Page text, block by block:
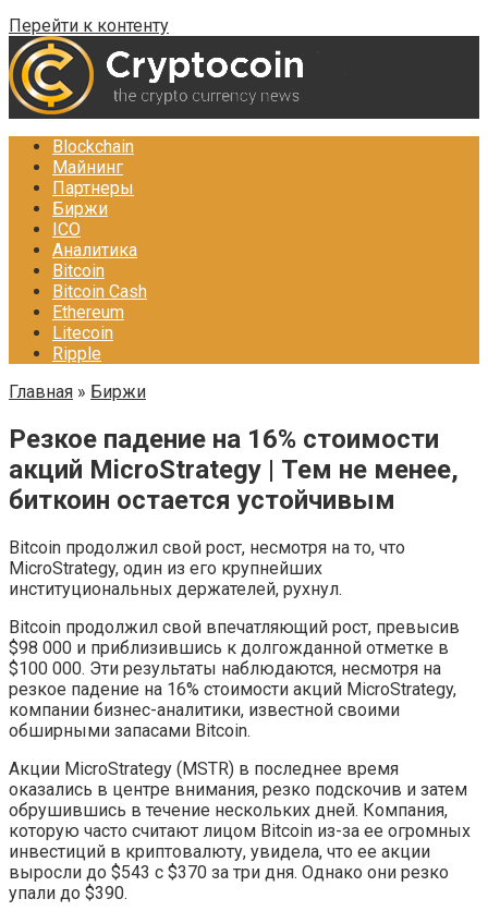
Перейти к контенту
Blockchain
Майнинг
Партнеры
Биржи
ICO
Аналитика
Bitcoin
Bitcoin Cash
Ethereum
Litecoin
Ripple
Главная » Биржи
Резкое падение на 16% стоимости
акций MicroStrategy | Тем не менее,
биткоин остается устойчивым
Bitcoin продолжил свой рост, несмотря на то, что
MicroStrategy, один из его крупнейших
институциональных держателей, рухнул.
Bitcoin продолжил свой впечатляющий рост, превысив
$98 000 и приблизившись к долгожданной отметке в
$100 000. Эти результаты наблюдаются, несмотря на
резкое падение на 16% стоимости акций MicroStrategy,
компании бизнес-аналитики, известной своими
обширными запасами Bitcoin.
Акции MicroStrategy (MSTR) в последнее время
оказались в центре внимания, резко подскочив и затем
обрушившись в течение нескольких дней. Компания,
которую часто считают лицом Bitcoin из-за ее огромных
инвестиций в криптовалюту, увидела, что ее акции
выросли до $543 с $370 за три дня. Однако они резко
упали до $390.